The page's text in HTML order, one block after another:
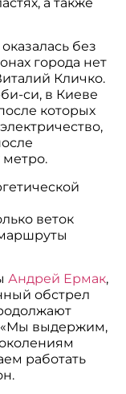
без
города нет
Кличко.
си, в Киеве
которых
метро.
веток
Андрей Ермак,
обстрел
«Мы выдержим,
работать